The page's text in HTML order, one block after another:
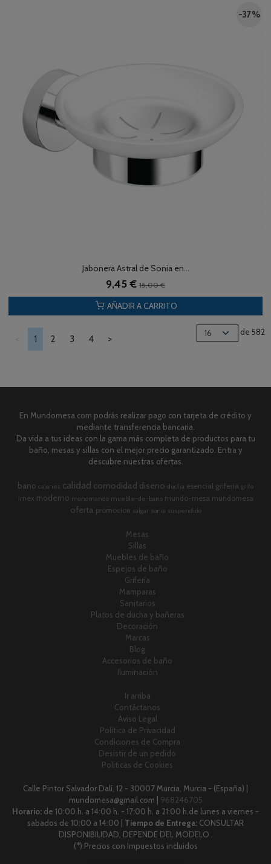
-37 %
Jabonera Astral de Sonia en...
9,45 € 15,00 €
AÑADIR A CARRITO
1 2 3 4 >
de 582
En Mundomesa.com podrás realizar pago con tarjeta de crédito y
mediante transferencia bancaria.
Da vida a tus ideas con la gama más completa de productos para tu
baño, mesas y sillas con el mejor precio garantizado. Entra y
descubre nuestras ofertas.
bano cajones calidad comodidad diseno ducha esencial griferia grifo
imex moderno monomando mueble-de-bano mundo-mesa mundomesa
oferta promocion salgar sonia suspendido
Mesas
Sillas
Muebles de baño
Espejos de baño
Grifería
Mamparas
Sanitarios
Platos de ducha y bañeras
Decoración
Marcas
Blog
Accesorios de baño
Iluminación
Ir arriba
Contáctanos
Aviso Legal
Política de Privacidad
Condiciones de Compra
Desistir de un pedido
Políticas de Cookies
Calle Pintor Salvador Dalí, 12 - 30007 Murcia, Murcia - (España) |
mundomesa@gmail.com | 968246705
Horario: de 10:00 h. a 14:00 h. - 17:00 h. a 21:00 h.de lunes a viernes -
sabados de 10:00 a 14:00 | Tiempo de Entrega: CONSULTAR
DISPONIBILIDAD, DEPENDE DEL MODELO .
(*) Precios con Impuestos incluidos